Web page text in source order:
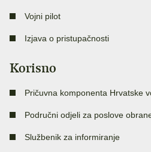
Vojni pilot
Izjava o pristupačnosti
Korisno
Pričuvna komponenta Hrvatske
Područni odjeli za poslove
Službenik za informiranje